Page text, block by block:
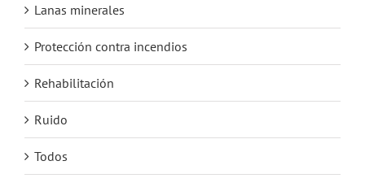
Lanas minerales
Protección contra incendios
Rehabilitación
Ruido
Todos